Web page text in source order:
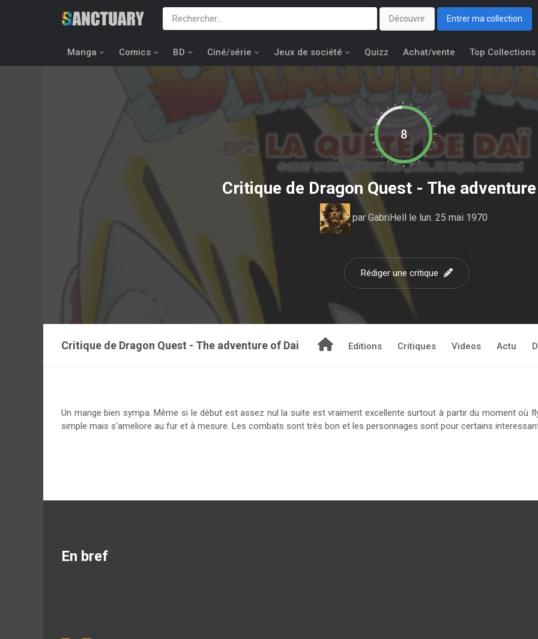
Découvrir Entrer ma collection
Manga Comics BD Ciné/série Jeux de société Quizz Achat/vente Top Collections
8
Critique de Dragon Quest - The
par GabriHell le lun. 25 mai 1970
Rédiger une critique
Critique de Dragon Quest - The adventure of Dai Editions Critiques Videos Actu
Un mange bien sympa. Même si le début est assez nul la suite est vraiment excellente surtout à partir du moment où
simple mais s'ameliore au fur et à mesure. Les combats sont très bon et les personnages sont pour certains
En bref